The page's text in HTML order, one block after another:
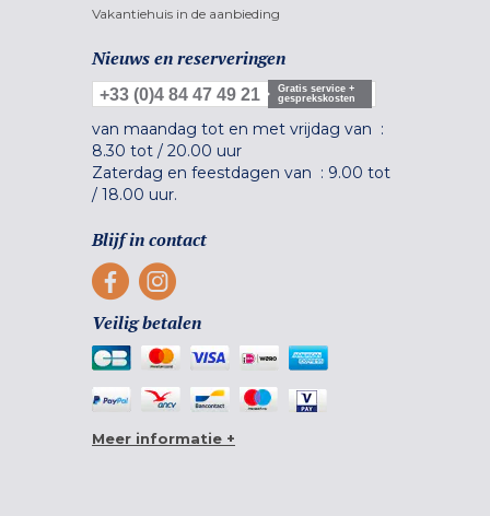
Vakantiehuis in de aanbieding
Nieuws en reserveringen
+33 (0)4 84 47 49 21
Gratis service +
gesprekskosten
van maandag tot en met vrijdag van :
8.30 tot / 20.00 uur
Zaterdag en feestdagen van : 9.00 tot
/ 18.00 uur.
Blijf in contact
Veilig betalen
Meer informatie +